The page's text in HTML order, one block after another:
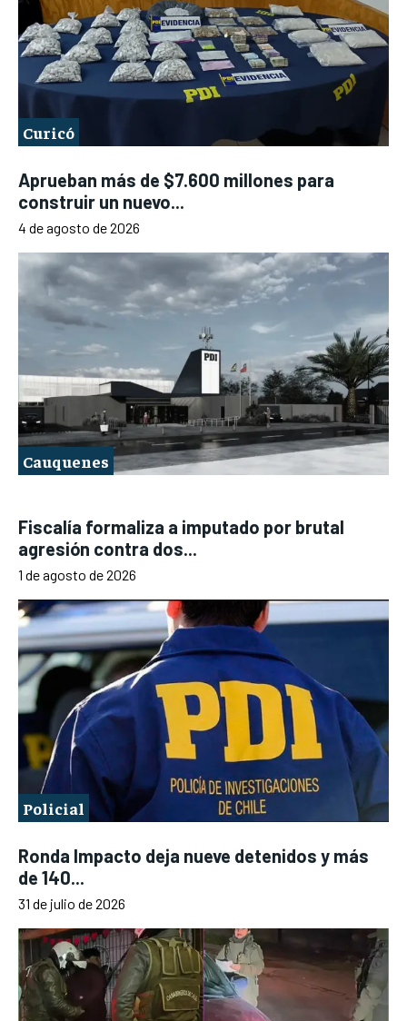
Curicó
Aprueban más de $7.600 millones para
construir un nuevo...
4 de agosto de 2026
Cauquenes
Fiscalía formaliza a imputado por brutal
agresión contra dos...
1 de agosto de 2026
Policial
Ronda Impacto deja nueve detenidos y más
de 140...
31 de julio de 2026